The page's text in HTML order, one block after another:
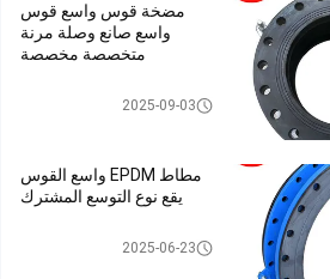
مضخة قوس واسع قوس
واسع صانع وصلة مرنة
متخصصة مخصصة
وصلة التمدد المطاطية EPDM
2025-09-03
مطاط EPDM واسع القوس
يقع نوع التوسع المشترك
وصلة التمدد المطاطية EPDM
2025-06-23